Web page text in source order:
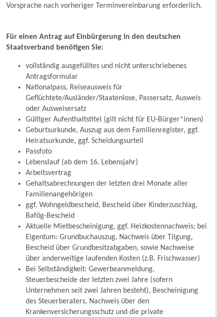
Vorsprache nach vorheriger Terminvereinbarung erforderlich.
Für einen Antrag auf Einbürgerung in den deutschen
Staatsverband benötigen Sie:
vollständig ausgefülltes und nicht unterschriebenes
Antragsformular
Nationalpass, Reiseausweis für
Geflüchtete/Ausländer/Staatenlose, Passersatz, Ausweis
oder Ausweisersatz
Gültiger Aufenthaltstitel (gilt nicht für EU-Bürger*innen)
Geburtsurkunde, Auszug aus dem Familienregister, ggf.
Heiratsurkunde, ggf. Scheidungsurteil
Passfoto
Lebenslauf (ab dem 16. Lebensjahr)
Arbeitsvertrag
Gehaltsabrechnungen der letzten drei Monate aller
Familienangehörigen
ggf. Wohngeldbescheid, Bescheid über Kinderzuschlag,
Bafög-Bescheid
Aktuelle Mietbescheinigung, ggf. Heizkostennachweis; bei
Eigentum: Grundbuchauszug, Nachweis über Tilgung,
Bescheid über Grundbesitzabgaben, sowie Nachweise
über anderweitige laufenden Kosten (z.B. Frischwasser)
Bei Selbständigkeit: Gewerbeanmeldung,
Steuerbescheide der letzten zwei Jahre (sofern
Unternehmen seit zwei Jahren besteht), Bescheinigung
des Steuerberaters, Nachweis über den
Krankenversicherungsschutz und die private